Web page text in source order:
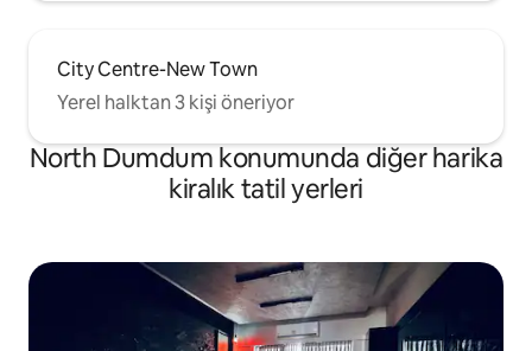
City Centre-New Town
Yerel halktan 3 kişi öneriyor
North Dumdum konumunda diğer harika
kiralık tatil yerleri